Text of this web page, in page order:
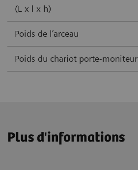
(L x l x h)
Poids de l’arceau
Poids du chariot porte-moniteur
Plus d'informations